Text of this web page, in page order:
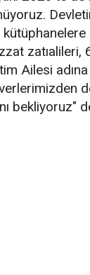
kütüphanelere
zatıalileri,
Ailesi adına
bekliyoruz"